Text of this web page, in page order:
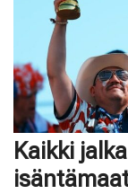
Kaikki